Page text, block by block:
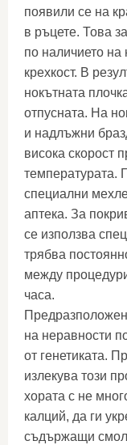
появили се на
в ръцете. Това
по наличието на
крехкост. В
нокътната
отпусната. На
и надлъжни
висока скорост
температурата.
специални
аптека. За
се използва
трябва
между
часа.
на неравности
от генетиката.
излекува този
хората с не
калций, да ги
съдържащи